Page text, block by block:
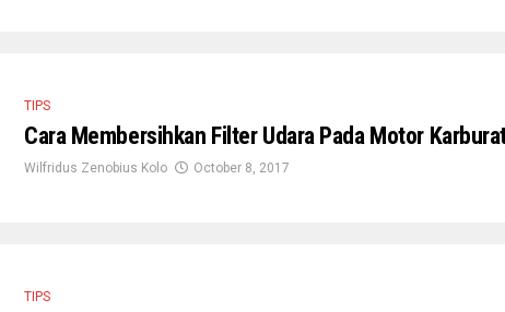
TIPS
Cara Membersihkan Filter Udara Pada Motor
Wilfridus Zenobius Kolo October 8, 2017
TIPS